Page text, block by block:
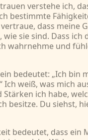
verstehe ich,
bestimmte
dass meine
wie sie sind. Dass ich
wahrnehme und
bedeutet: „Ich bin
Ich weiß, was mich
Stärken ich habe,
besitze. Du siehst,
bedeutet, dass ein